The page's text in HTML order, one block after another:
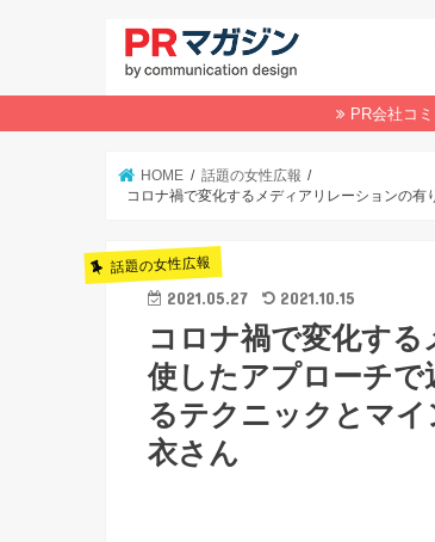
PR会社コ
HOME
話題の女性広報
コロナ禍で変化するメディアリレーションの
話題の女性広報
2021.05.27 2021.10.15
コロナ禍で変化す
使したアプローチで
るテクニックとマ
衣さん